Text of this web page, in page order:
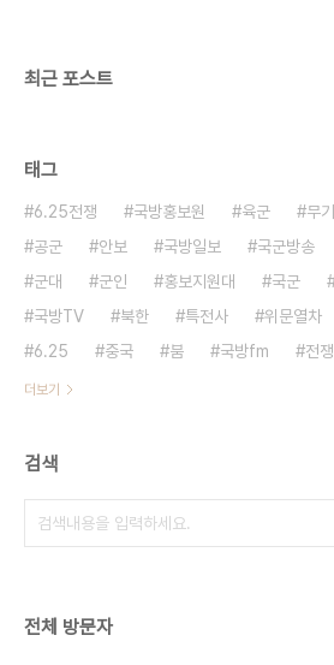
최근 포스트
태그
6.25전쟁 국방홍보원 육군 무기
공군
안보 국방일보 국군방송
군대
군인 홍보지원대 국군
국방TV
북한 특전사 위문열차
6.25
중국 붐 국방fm 전쟁
더보기
검색
전체 방문자